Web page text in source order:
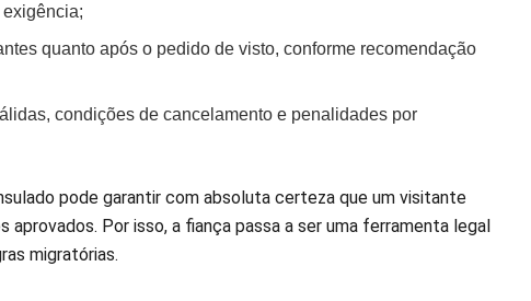
quanto após o pedido de visto, conforme recomendação
condições de cancelamento e penalidades por
pode garantir com absoluta certeza que um visitante
Por isso, a fiança passa a ser uma ferramenta legal
migratórias.